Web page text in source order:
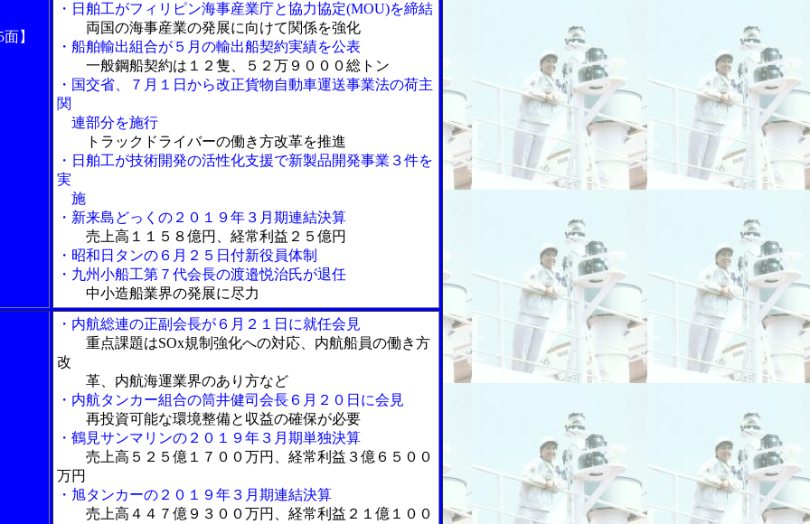
】
・日舶工がフィリピン海事産業庁と協力協定(MOU)を締結
両国の海事産業の発展に向けて関係を強化
・船舶輸出組合が５月の輸出船契約実績を公表
一般鋼船契約は１２隻、５２万９０００総トン
・国交省、７月１日から改正貨物自動車運送事業法の荷主
関
連部分を施行
トラックドライバーの働き方改革を推進
・日舶工が技術開発の活性化支援で新製品開発事業３件を
実
施
・新来島どっくの２０１９年３月期連結決算
売上高１１５８億円、経常利益２５億円
・昭和日タンの６月２５日付新役員体制
・九州小船工第７代会長の渡邉悦治氏が退任
中小造船業界の発展に尽力
・内航総連の正副会長が６月２１日に就任会見
重点課題はSOx規制強化への対応、内航船員の働き方
改
革、内航海運業界のあり方など
・内航タンカー組合の筒井健司会長６月２０日に会見
再投資可能な環境整備と収益の確保が必要
・鶴見サンマリンの２０１９年３月期単独決算
売上高５２５億１７００万円、経常利益３億６５００
万円
・旭タンカーの２０１９年３月期連結決算
売上高４４７億９３００万円、経常利益２１億１００